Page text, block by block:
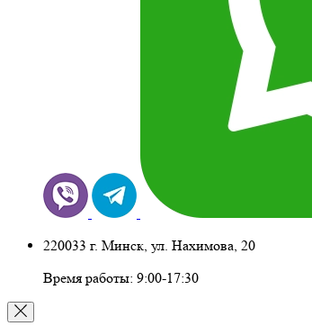
220033 г. Минск, ул. Нахимова, 20
Время работы: 9:00-17:30